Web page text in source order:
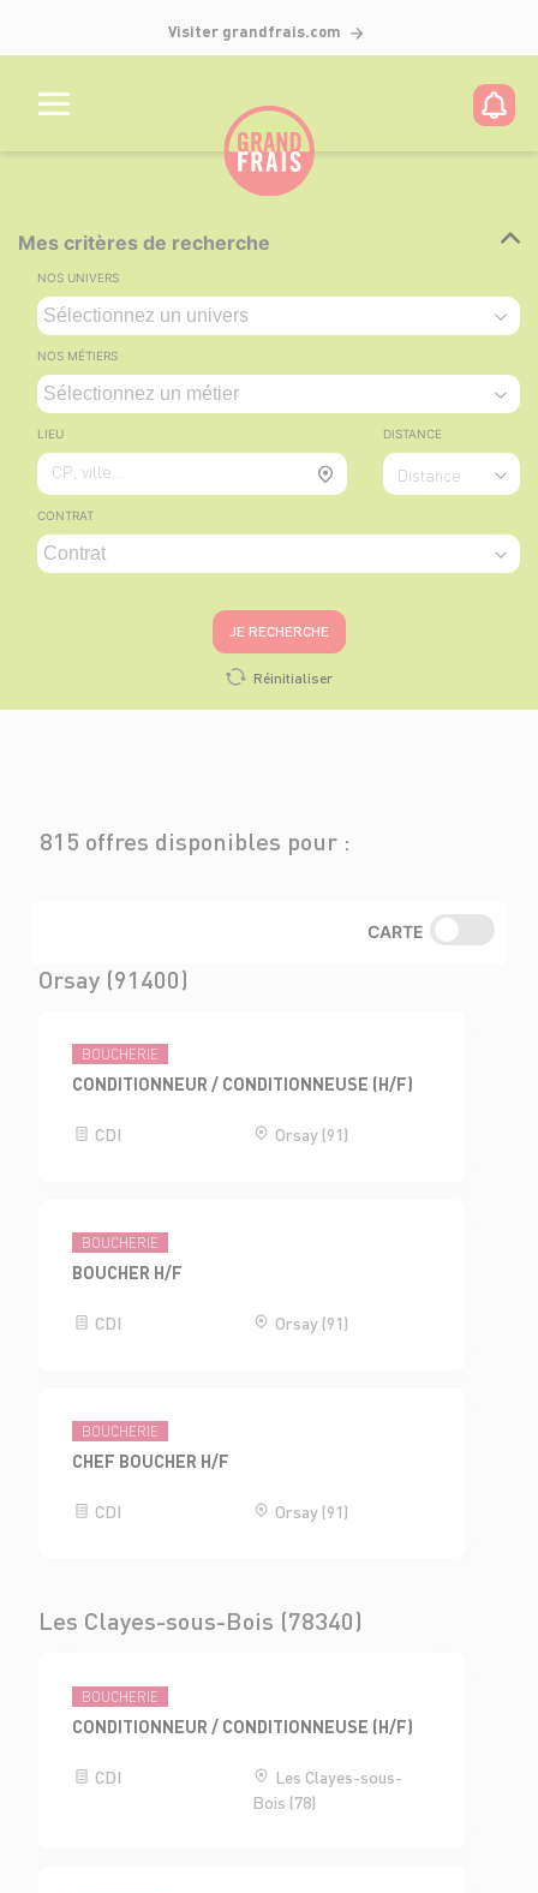
Visiter grandfrais.com
Mes critères de recherche
NOS UNIVERS
NOS MÉTIERS
LIEU
CP, ville...
DISTANCE
Distance
CONTRAT
JE RECHERCHE
Réinitialiser
815 offres disponibles pour :
CARTE
Orsay (91400)
BOUCHERIE
CONDITIONNEUR / CONDITIONNEUSE (H/F)
CDI Orsay (91)
BOUCHERIE
BOUCHER H/F
CDI Orsay (91)
BOUCHERIE
CHEF BOUCHER H/F
CDI Orsay (91)
Les Clayes-sous-Bois (78340)
BOUCHERIE
CONDITIONNEUR / CONDITIONNEUSE (H/F)
CDI
Les Clayes-sous-
Bois (78)